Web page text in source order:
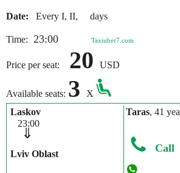
Date: Every I, II, days
Time: 23:00 Taxiuber7.com
Price per seat: 20 USD
Available seats: 3
X
Laskov
23:00
⇓
Lviv Oblast
Taras, 41
Call